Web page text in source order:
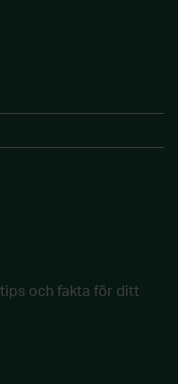
och fakta för ditt